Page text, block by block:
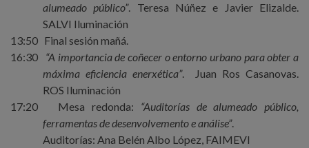
alumeado público”. Teresa Núñez e Javier Elizalde.
SALVI Iluminación
13:50 Final sesión mañá.
16:30
“A importancia de coñecer o entorno urbano para obter a
máxima eficiencia enerxética”.
Juan Ros Casanovas.
ROS Iluminación
17:20
Mesa redonda: “Auditorías de alumeado público,
ferramentas de desenvolvemento e análise”.
Auditorías: Ana Belén Albo López, FAIMEVI